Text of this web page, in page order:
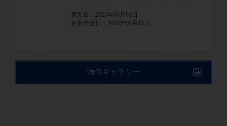
更新日：2026年06月01日
更新予定日：2026年06月15日
物件ギャラリー